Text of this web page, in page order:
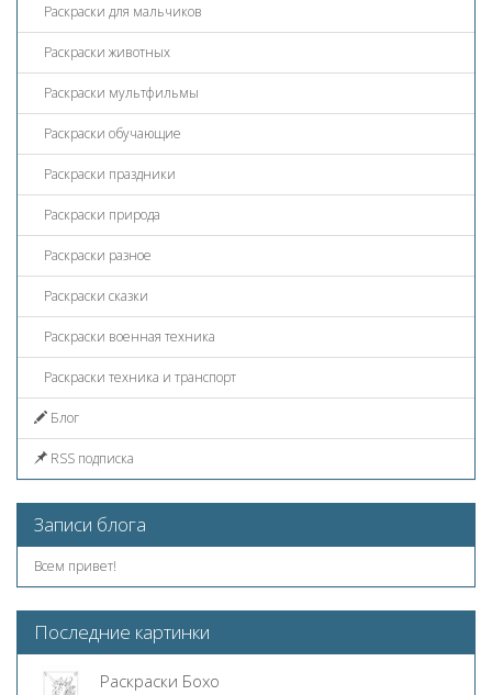
Раскраски для мальчиков
Раскраски животных
Раскраски мультфильмы
Раскраски обучающие
Раскраски праздники
Раскраски природа
Раскраски разное
Раскраски сказки
Раскраски военная техника
Раскраски техника и транспорт
Блог
RSS подписка
Записи блога
Всем привет!
Последние картинки
Раскраски Бохо